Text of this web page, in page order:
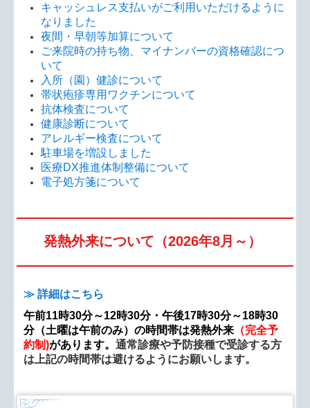
キャッシュレス支払いがご利用いただけるように
なりました
夜間・早朝等加算について
ご来院時の持ち物、マイナンバーの資格確認につ
いて
入所（園）健診について
帯状疱疹専用ワクチンについて
抗体検査について
健康診断について
アレルギー検査について
駐車場を増設しました
医療DX推進体制整備について
電子処方箋について
発熱外来について（2026年8月～）
≫ 詳細はこちら
午前11時30分～12時30分・午後17時30分～18時30
分（土曜は午前のみ）の時間帯は発熱外来 （完全予
約制)があります。通常診療や予防接種で受診する方
は上記の時間帯は避けるようにお願いします。